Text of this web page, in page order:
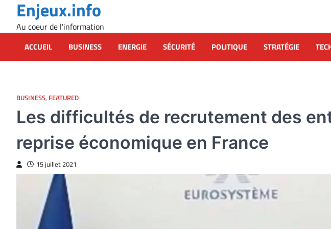
content
Enjeux.info
Au coeur de l'information
ACCUEIL BUSINESS ENERGIE SÉCURITÉ POLITIQUE STRATÉGIE
BUSINESS, FEATURED
Les difficultés de recrutement des
reprise économique en France
15 juillet 2021